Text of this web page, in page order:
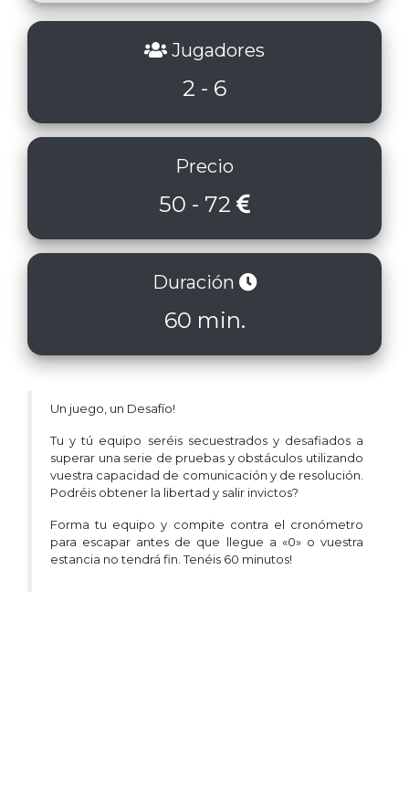
Jugadores
2 - 6
Precio
50 - 72
Duración
60 min.
Un juego, un Desafío!
Tu y tú equipo seréis secuestrados y desafiados a
superar una serie de pruebas y obstáculos utilizando
vuestra capacidad de comunicación y de resolución.
Podréis obtener la libertad y salir invictos?
Forma tu equipo y compite contra el cronómetro
para escapar antes de que llegue a «0» o vuestra
estancia no tendrá fin. Tenéis 60 minutos!